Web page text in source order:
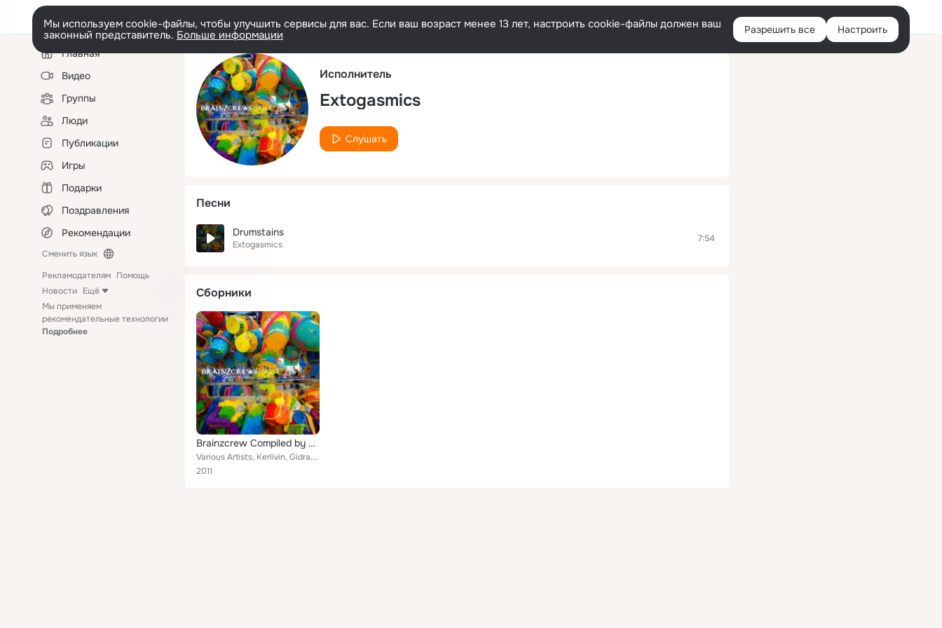
Русский Войти
Мы используем cookie-файлы, чтобы улучшить сервисы для вас. Если ваш возраст менее 13 лет, настроить cookie-файлы должен ваш
законный представитель. Больше информации Разрешить все Настроить
Левая
колонкаГлавная
Видео
Группы
Люди
Публикации
Игры
Подарки
Поздравления
Рекомендации
Сменить язык
Рекламодателям Помощь
Новости Ещё
Мы применяем
рекомендательные технологии
Подробнее
Исполнитель
Extogasmics
Слушать
Песни
Drumstains
Extogasmics
7:54
Сборники
Brainzcrew Compiled by DJ Ilse
Various Artists, Kerlivin, Gidra, Purosurpo, Flipknot, SynDzaDza, Insane Behavior, SpeakerHuggers, Farebi Jalebi, Extogasmics, F...
2011